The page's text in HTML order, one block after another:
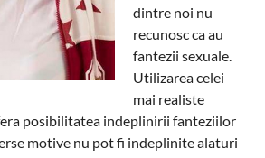
dintre noi nu
recunosc ca au
fantezii sexuale.
Utilizarea celei
mai realiste
posibilitatea indeplinirii fanteziilor
motive nu pot fi indeplinite alaturi